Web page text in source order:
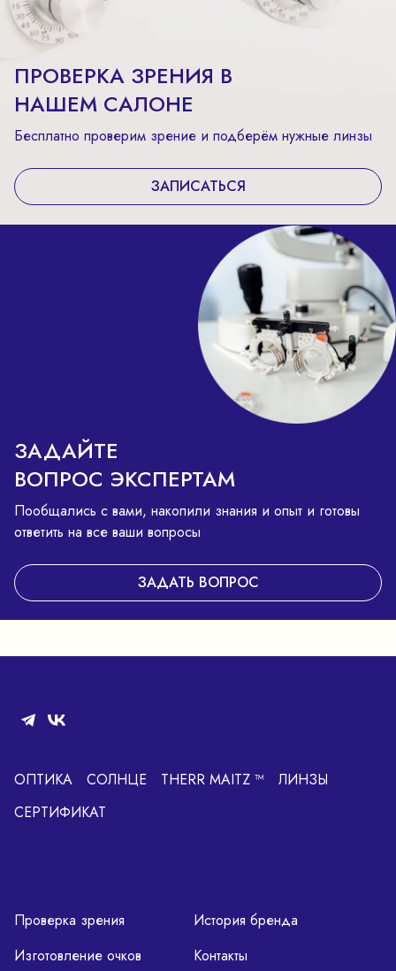
ПРОВЕРКА ЗРЕНИЯ В
НАШЕМ САЛОНЕ
Бесплатно проверим зрение и подберём нужные линзы
ЗАПИСАТЬСЯ
ЗАДАЙТЕ
ВОПРОС ЭКСПЕРТАМ
Пообщались с вами, накопили знания и опыт и готовы
ответить на все ваши вопросы
ЗАДАТЬ ВОПРОС
ОПТИКА СОЛНЦЕ THERR MAITZ ™
ЛИНЗЫ
СЕРТИФИКАТ
Проверка зрения
Изготовление очков
История бренда
Контакты